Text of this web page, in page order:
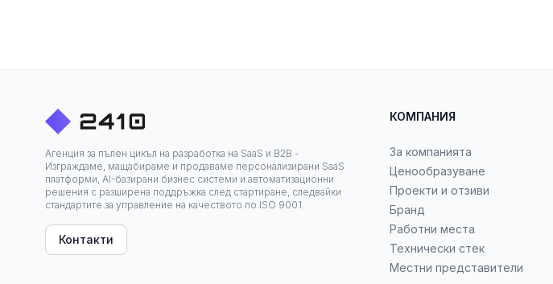
Агенция за пълен цикъл на разработка на SaaS и B2B -
Изграждаме, мащабираме и продаваме персонализирани SaaS
платформи, AI-базирани бизнес системи и автоматизационни
решения с разширена поддръжка след стартиране, следвайки
стандартите за управление на качеството по ISO 9001.
Контакти
КОМПАНИЯ
За компанията
Ценообразуване
Проекти и отзиви
Бранд
Работни места
Технически стек
Местни представители